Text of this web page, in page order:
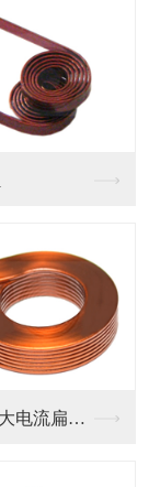
防雷线圈 大电流扁平...